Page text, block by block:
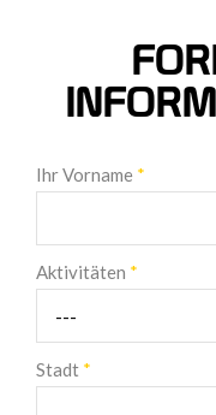
Ihr Vorname *
Aktivitäten *
Stadt *